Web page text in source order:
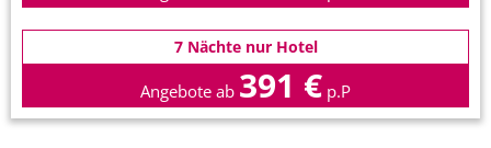
7 Nächte nur Hotel
Angebote ab 391 € p.P